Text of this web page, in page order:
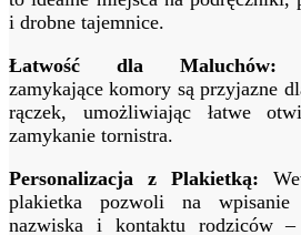
i drobne tajemnice.
Łatwość dla Maluchów:
zamykające komory są przyjazne
rączek, umożliwiając łatwe
zamykanie tornistra.
Personalizacja z Plakietką:
plakietka pozwoli na wpisanie
nazwiska i kontaktu rodziców –